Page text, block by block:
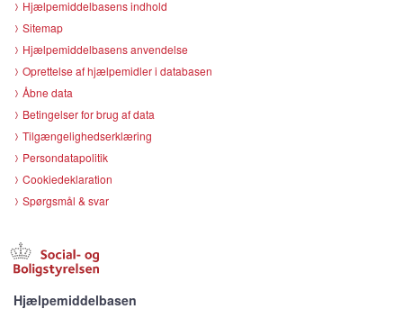
Hjælpemiddelbasens indhold
Sitemap
Hjælpemiddelbasens anvendelse
Oprettelse af hjælpemidler i databasen
Åbne data
Betingelser for brug af data
Tilgængelighedserklæring
Persondatapolitik
Cookiedeklaration
Spørgsmål & svar
Hjælpemiddelbasen